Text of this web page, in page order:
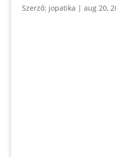
Szerző: jopatika | aug 20,